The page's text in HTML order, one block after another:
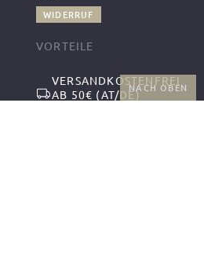
NACH OBEN
WIDERRUF
VORTEILE
VERSANDKOSTENFREI
AB 50€ (AT/DE)